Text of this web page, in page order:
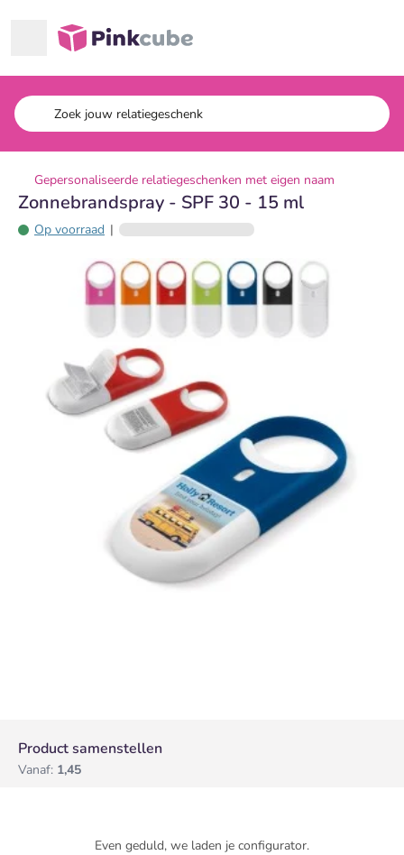
Pinkcube
Gepersonaliseerde relatiegeschenken met eigen naam
Zonnebrandspray - SPF 30 - 15 ml
Op voorraad |
Product samenstellen
Vanaf: 1,45
Even geduld, we laden je configurator.